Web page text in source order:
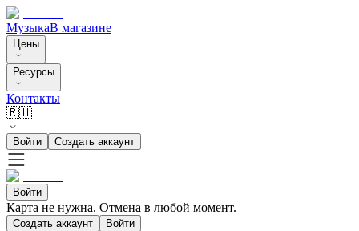
МузыкаВ магазине
Цены
Ресурсы
Контакты
🇷🇺
Войти Создать аккаунт
Войти
Карта не нужна. Отмена в любой момент.
Создать аккаунт Войти